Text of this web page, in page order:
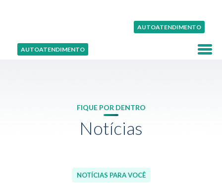
AUTOATENDIMENTO
AUTOATENDIMENTO
FIQUE POR DENTRO
Notícias
NOTÍCIAS PARA VOCÊ